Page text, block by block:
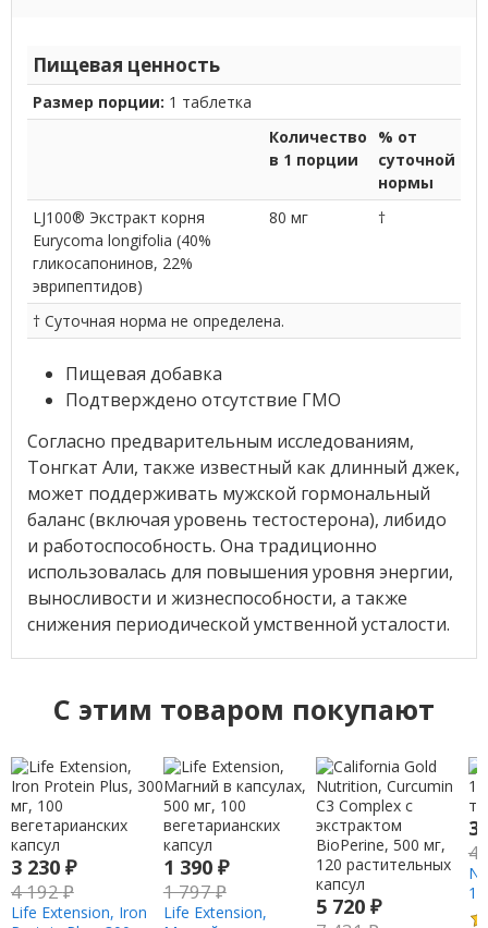
Пищевая ценность
Размер порции: 1 таблетка
Количество
в 1 порции
% от
суточной
нормы
LJ100® Экстракт корня
Eurycoma longifolia (40%
гликосапонинов, 22%
эврипептидов)
80 мг †
† Суточная норма не определена.
Пищевая добавка
Подтверждено отсутствие ГМО
Согласно предварительным исследованиям,
Тонгкат Али, также известный как длинный джек,
может поддерживать мужской гормональный
баланс (включая уровень тестостерона), либидо
и работоспособность. Она традиционно
использовалась для повышения уровня энергии,
выносливости и жизнеспособности, а также
снижения периодической умственной усталости.
C этим товаром покупают
3 230 ₽
4 192₽
Life Extension, Iron
1 390 ₽
1 797₽
Life Extension,
5 720 ₽
3
4